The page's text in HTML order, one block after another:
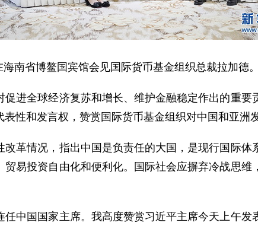
省博鳌国宾馆会见国际货币基金组织总裁拉加德。
全球经济复苏和增长、维护金融稳定作出的重要
性和发言权，赞赏国际货币基金组织对中国和亚洲
情况，指出中国是负责任的大国，是现行国际体
贸易投资自由化和便利化。国际社会应摒弃冷战思
国国家主席。我高度赞赏习近平主席今天上午发